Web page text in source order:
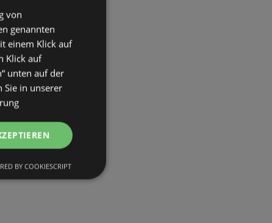
von
genannten
einem Klick auf
Klick auf
unten auf der
Sie in unserer
BY COOKIESCRIPT